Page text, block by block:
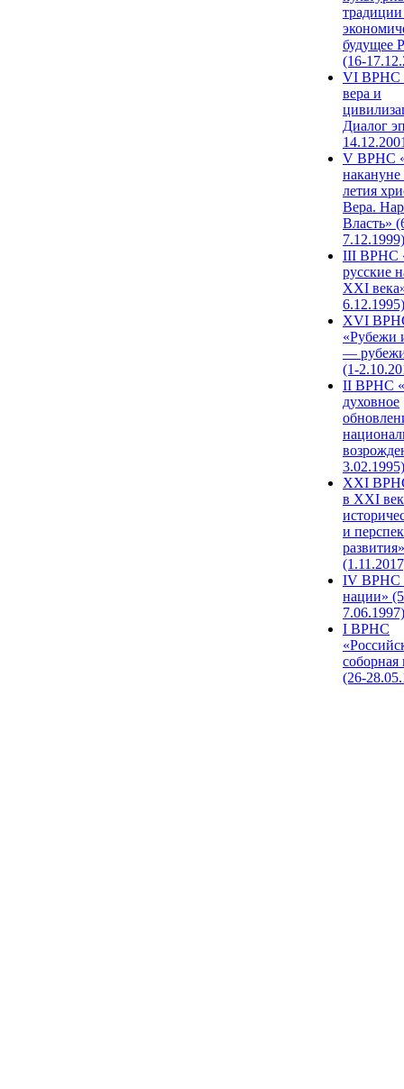
будущее
(16-
VI ВРНС
вера и
Диалог
V ВРНС
накануне
летия
Вера.
Власть»
7.12.1999)
III ВРНС
русские
XXI
6.12.1995)
XVI
«Рубежи
—
(1-
II ВРНС
духовное
3.02.1995)
XХI
в XXI
и
развития»
IV ВРНС
нации»
7.06.1997)
I ВРНС
(26-